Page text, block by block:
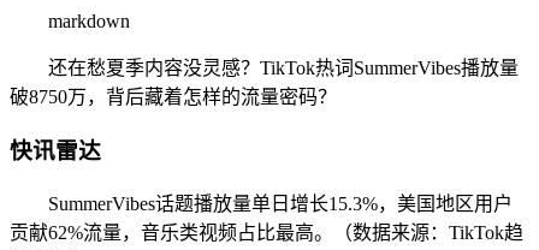
markdown
还在愁夏季内容没灵感？TikTok热词SummerVibes播放量
破8750万，背后藏着怎样的流量密码？
快讯雷达
SummerVibes话题播放量单日增长15.3%，美国地区用户
贡献62%流量，音乐类视频占比最高。（数据来源：TikTok趋